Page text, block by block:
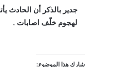
جدير بالذكر أن الحادث
لهجوم خلّف اصابات .
شارك هذا الموضوع: